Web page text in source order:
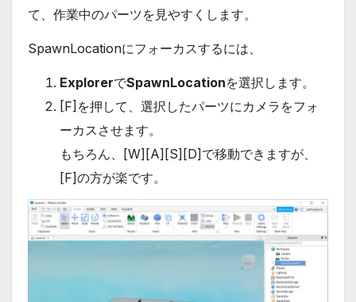
て、作業中のパーツを見やすくします。
SpawnLocationにフォーカスするには、
ExplorerでSpawnLocationを選択します。
[F]を押して、選択したパーツにカメラをフォ
ーカスさせます。
もちろん、[W][A][S][D]で移動できますが、
[F]の方が楽です。